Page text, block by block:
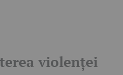
violenței